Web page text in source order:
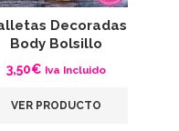
Decoradas
Body Bolsillo
3,50€ Iva Incluido
VER PRODUCTO